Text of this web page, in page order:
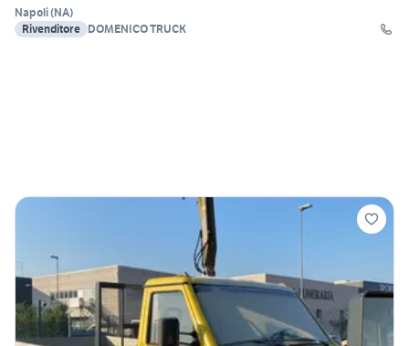
Napoli(NA)
Rivenditore DOMENICO TRUCK